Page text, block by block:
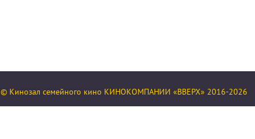
© Кинозал семейного кино КИНОКОМПАНИИ «ВВЕРХ» 2016-2026